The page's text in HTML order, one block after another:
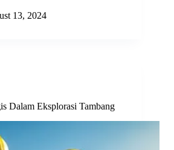
13, 2024
Dalam Eksplorasi Tambang